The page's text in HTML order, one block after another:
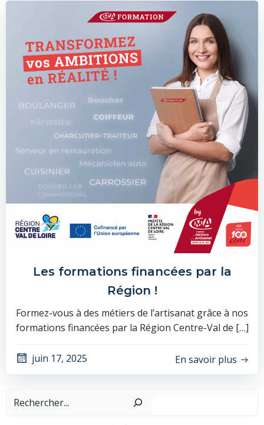
Les formations financées par la
Région !
Formez-vous à des métiers de l’artisanat grâce à nos
formations financées par la Région Centre-Val de […]
juin 17, 2025 En savoir plus